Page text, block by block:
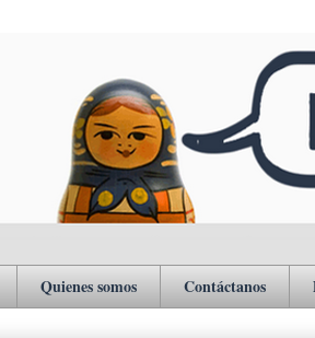
Quienes somos Contáctanos